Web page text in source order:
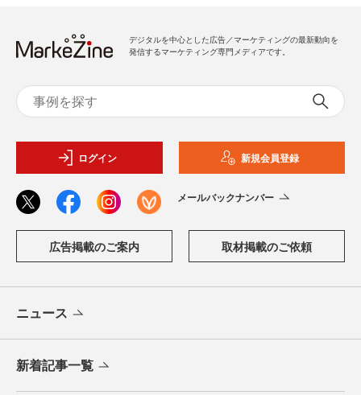
デジタルを中心とした広告／マーケティングの最新動向を
発信するマーケティング専門メディアです。
ログイン 新規会員登録
メールバックナンバー
広告掲載のご案内 取材掲載のご依頼
ニュース
新着記事一覧